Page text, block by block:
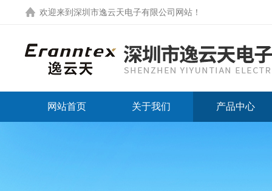
欢迎来到 深圳市逸云天电子有限公司网站 ！
网站首页 关于我们 产品中心